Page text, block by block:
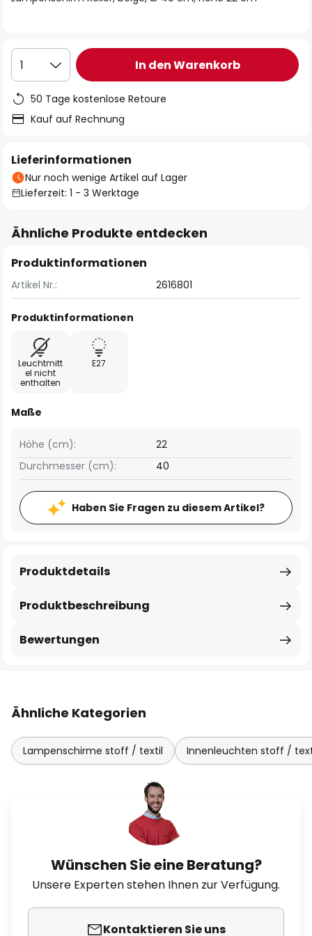
1 In den Warenkorb
50 Tage kostenlose Retoure
Kauf auf Rechnung
Lieferinformationen
Nur noch wenige Artikel auf Lager
Lieferzeit: 1 - 3 Werktage
Ähnliche Produkte entdecken
Produktinformationen
Artikel Nr.: 2616801
Produktinformationen
Leuchtmitt
el nicht
enthalten
E27
Maße
Höhe (cm):
22
Durchmesser (cm):
40
Haben Sie Fragen zu diesem Artikel?
Produktbeschreibung
Produktdetails
Bewertungen
Ähnliche Kategorien
Lampenschirme stoff / textil Innenleuchten stoff /
Wünschen Sie eine Beratung?
Unsere Experten stehen Ihnen zur Verfügung.
Kontaktieren Sie uns